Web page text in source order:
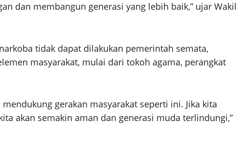
dan membangun generasi yang lebih baik,” ujar Wakil
tidak dapat dilakukan pemerintah semata,
masyarakat, mulai dari tokoh agama, perangkat
gerakan masyarakat seperti ini. Jika kita
akan semakin aman dan generasi muda terlindungi,”